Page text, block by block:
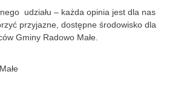
udziału – każda opinia jest dla nas
przyjazne, dostępne środowisko dla
Gminy Radowo Małe.